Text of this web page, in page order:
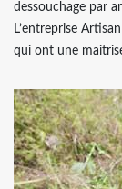
dessouchage par
L’entreprise
qui ont une